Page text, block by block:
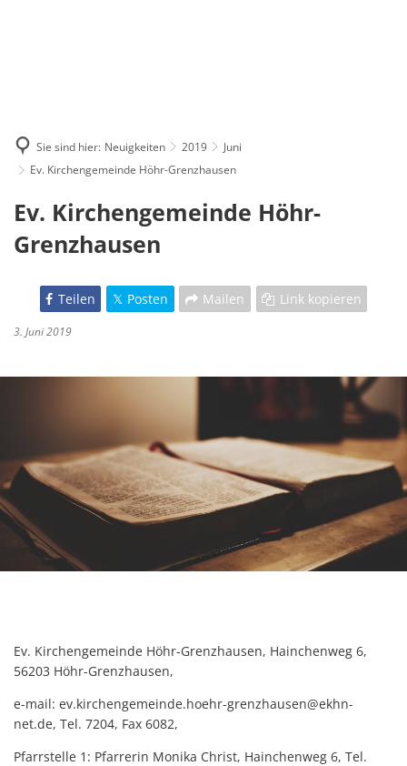
Sie sind hier: Neuigkeiten 2019
Juni
Ev. Kirchengemeinde Höhr-Grenzhausen
Ev. Kirchengemeinde Höhr-
Grenzhausen
Teilen Posten Mailen Link kopieren
3. Juni 2019
Ev. Kirchengemeinde Höhr-Grenzhausen, Hainchenweg 6,
56203 Höhr-Grenzhausen,
e-mail: ev.kirchengemeinde.hoehr-grenzhausen@ekhn-
net.de, Tel. 7204, Fax 6082,
Pfarrstelle 1: Pfarrerin Monika Christ, Hainchenweg 6, Tel.